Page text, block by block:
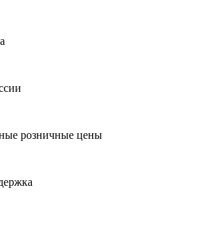
розничные цены